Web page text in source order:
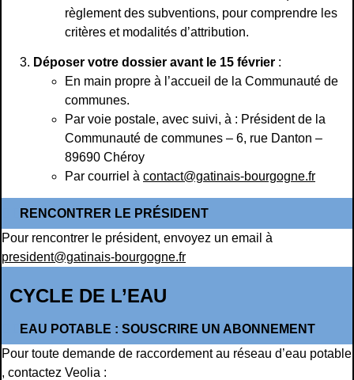
règlement des subventions, pour comprendre les
critères et modalités d’attribution.
Déposer votre dossier avant le 15 février :
En main propre à l’accueil de la Communauté de
communes.
Par voie postale, avec suivi, à : Président de la
Communauté de communes – 6, rue Danton –
89690 Chéroy
Par courriel à contact@gatinais-bourgogne.fr
RENCONTRER LE PRÉSIDENT
Pour rencontrer le président, envoyez un email à
president@gatinais-bourgogne.fr
CYCLE DE L’EAU
EAU POTABLE : SOUSCRIRE UN ABONNEMENT
Pour toute demande de raccordement au réseau d’eau potable
, contactez Veolia :